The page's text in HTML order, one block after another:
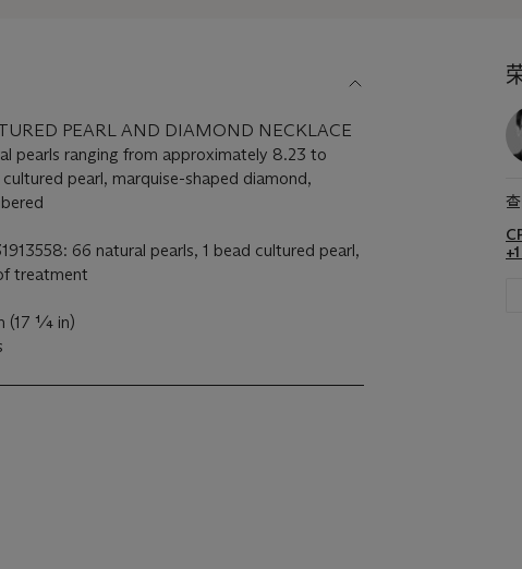
PEARL AND DIAMOND NECKLACE
pearls ranging from approximately 8.23 to
pearl, marquise-shaped diamond,
66 natural pearls, 1 bead cultured pearl,
treatment
(17 ¼ in)